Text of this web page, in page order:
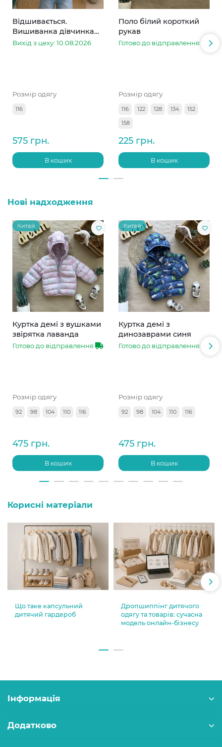
Відшивається.
Вишиванка дівчинка
колоски
Вихід з цеху: 10.08.2026
Розмір одягу
116
575 грн.
В кошик
Поло білий короткий
рукав
Готово до відправлення
Розмір одягу
116 122 128 134
152
158
225 грн.
В кошик
Нові надходження
Китай
Куртка демі з вушками
звірятка лаванда
Готово до відправлення
Розмір одягу
92 98 104 110 116
475 грн.
В кошик
Китай
Куртка демі з
динозаврами синя
Готово до відправлення
Розмір одягу
92 98 104 110 116
475 грн.
В кошик
Корисні матеріали
Що таке капсульний
дитячий гардероб
Дропшиппінг дитячого
одягу та товарів: сучасна
модель онлайн-бізнесу
Інформація
Додатково